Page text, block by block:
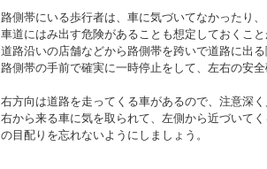
路側帯にいる歩行者は、車に気づいてなかったり、
車道にはみ出す危険があることも想定しておくこと
道路沿いの店舗などから路側帯を跨いで道路に出る
路側帯の手前で確実に一時停止をして、左右の安全
右方向は道路を走ってくる車があるので、注意深
右から来る車に気を取られて、左側から近づいて
の目配りを忘れないようにしましょう。